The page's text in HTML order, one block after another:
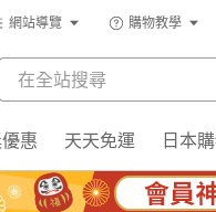
網站導覽 購物教學
惠 天天免運 日本